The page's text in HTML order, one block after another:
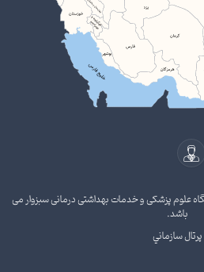
علوم پزشکی و خدمات بهداشتی درمانی سبزوار می
باشد.
پرتال سازماني